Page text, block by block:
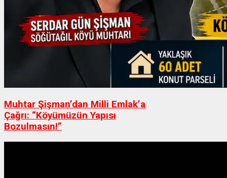
Muhtar Şişman’dan Milli Emlak’a
Çağrı: “Köyümüzün Yapısı
Bozulmasın!”